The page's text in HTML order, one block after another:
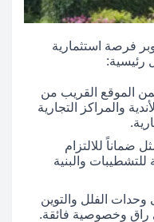
في كمبوند بامبو 6 أكتوبر فرصة استثمارية
رئيسية:
الموقع القريب من
الأندية والمراكز التجارية
ضماناً للالتزام
للتشطيبات والبنية
وحدات الفلل والتوين
وخصوصية فائقة.